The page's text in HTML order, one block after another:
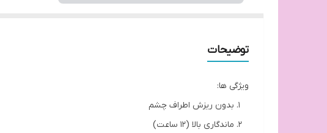
توضیحات
ویژگی ها:
بدون ریزش اطراف چشم
ماندگاری بالا (12 ساعت)